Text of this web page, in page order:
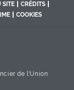
SITE
CRÉDITS
COOKIES
de l'Union